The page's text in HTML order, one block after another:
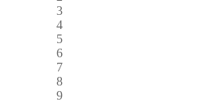
3
4
5
6
7
8
9